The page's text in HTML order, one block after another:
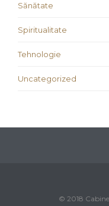
Sănătate
Spiritualitate
Tehnologie
Uncategorized
© 2018